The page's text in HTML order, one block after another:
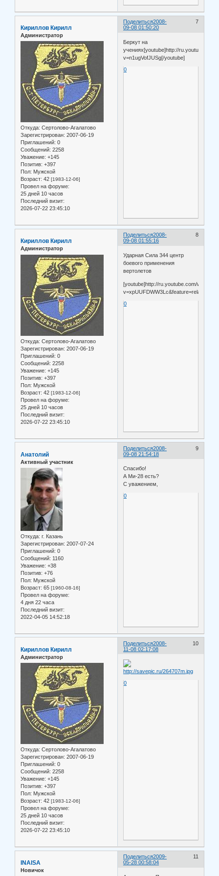
Поделиться 7
2008-
09-08 01:50:20
Кириллов Кирилл
Администратор
Откуда: Сертолово-Агалатово
Зарегистрирован: 2007-06-19
Приглашений: 0
Сообщений: 2258
Уважение: +145
Позитив: +397
Пол: Мужской
Возраст: 42 [1983-12-06]
Провел на форуме:
25 дней 10 часов
Последний визит:
2026-07-22 23:45:10
Беркут на
учениях[youtube]http://ru.youtube.com/
v=n1ugVofJUSg[/youtube]
0
Поделиться 8
2008-
09-08 01:55:16
Кириллов Кирилл
Администратор
Откуда: Сертолово-Агалатово
Зарегистрирован: 2007-06-19
Приглашений: 0
Сообщений: 2258
Уважение: +145
Позитив: +397
Пол: Мужской
Возраст: 42 [1983-12-06]
Провел на форуме:
25 дней 10 часов
Последний визит:
2026-07-22 23:45:10
Ударная Сила 344 центр
боевого применения
вертолетов
[youtube]http://ru.youtube.com/watch?
v=xpUUFDWW3Lc&feature=related[/
0
Поделиться 9
2008-
09-08 21:54:18
Анатолий
Активный участник
Откуда: г. Казань
Зарегистрирован: 2007-07-24
Приглашений: 0
Сообщений: 1160
Уважение: +38
Позитив: +76
Пол: Мужской
Возраст: 65 [1960-08-16]
Провел на форуме:
4 дня 22 часа
Последний визит:
2022-04-05 14:52:18
Спасибо!
А Ми-28 есть?
С уважением,
0
Поделиться 10
2008-
11-08 02:17:08
Кириллов Кирилл
Администратор
Откуда: Сертолово-Агалатово
Зарегистрирован: 2007-06-19
Приглашений: 0
Сообщений: 2258
Уважение: +145
Позитив: +397
Пол: Мужской
Возраст: 42 [1983-12-06]
Провел на форуме:
25 дней 10 часов
Последний визит:
2026-07-22 23:45:10
0
Поделиться 11
2009-
05-28 00:58:04
INAISA
Новичок